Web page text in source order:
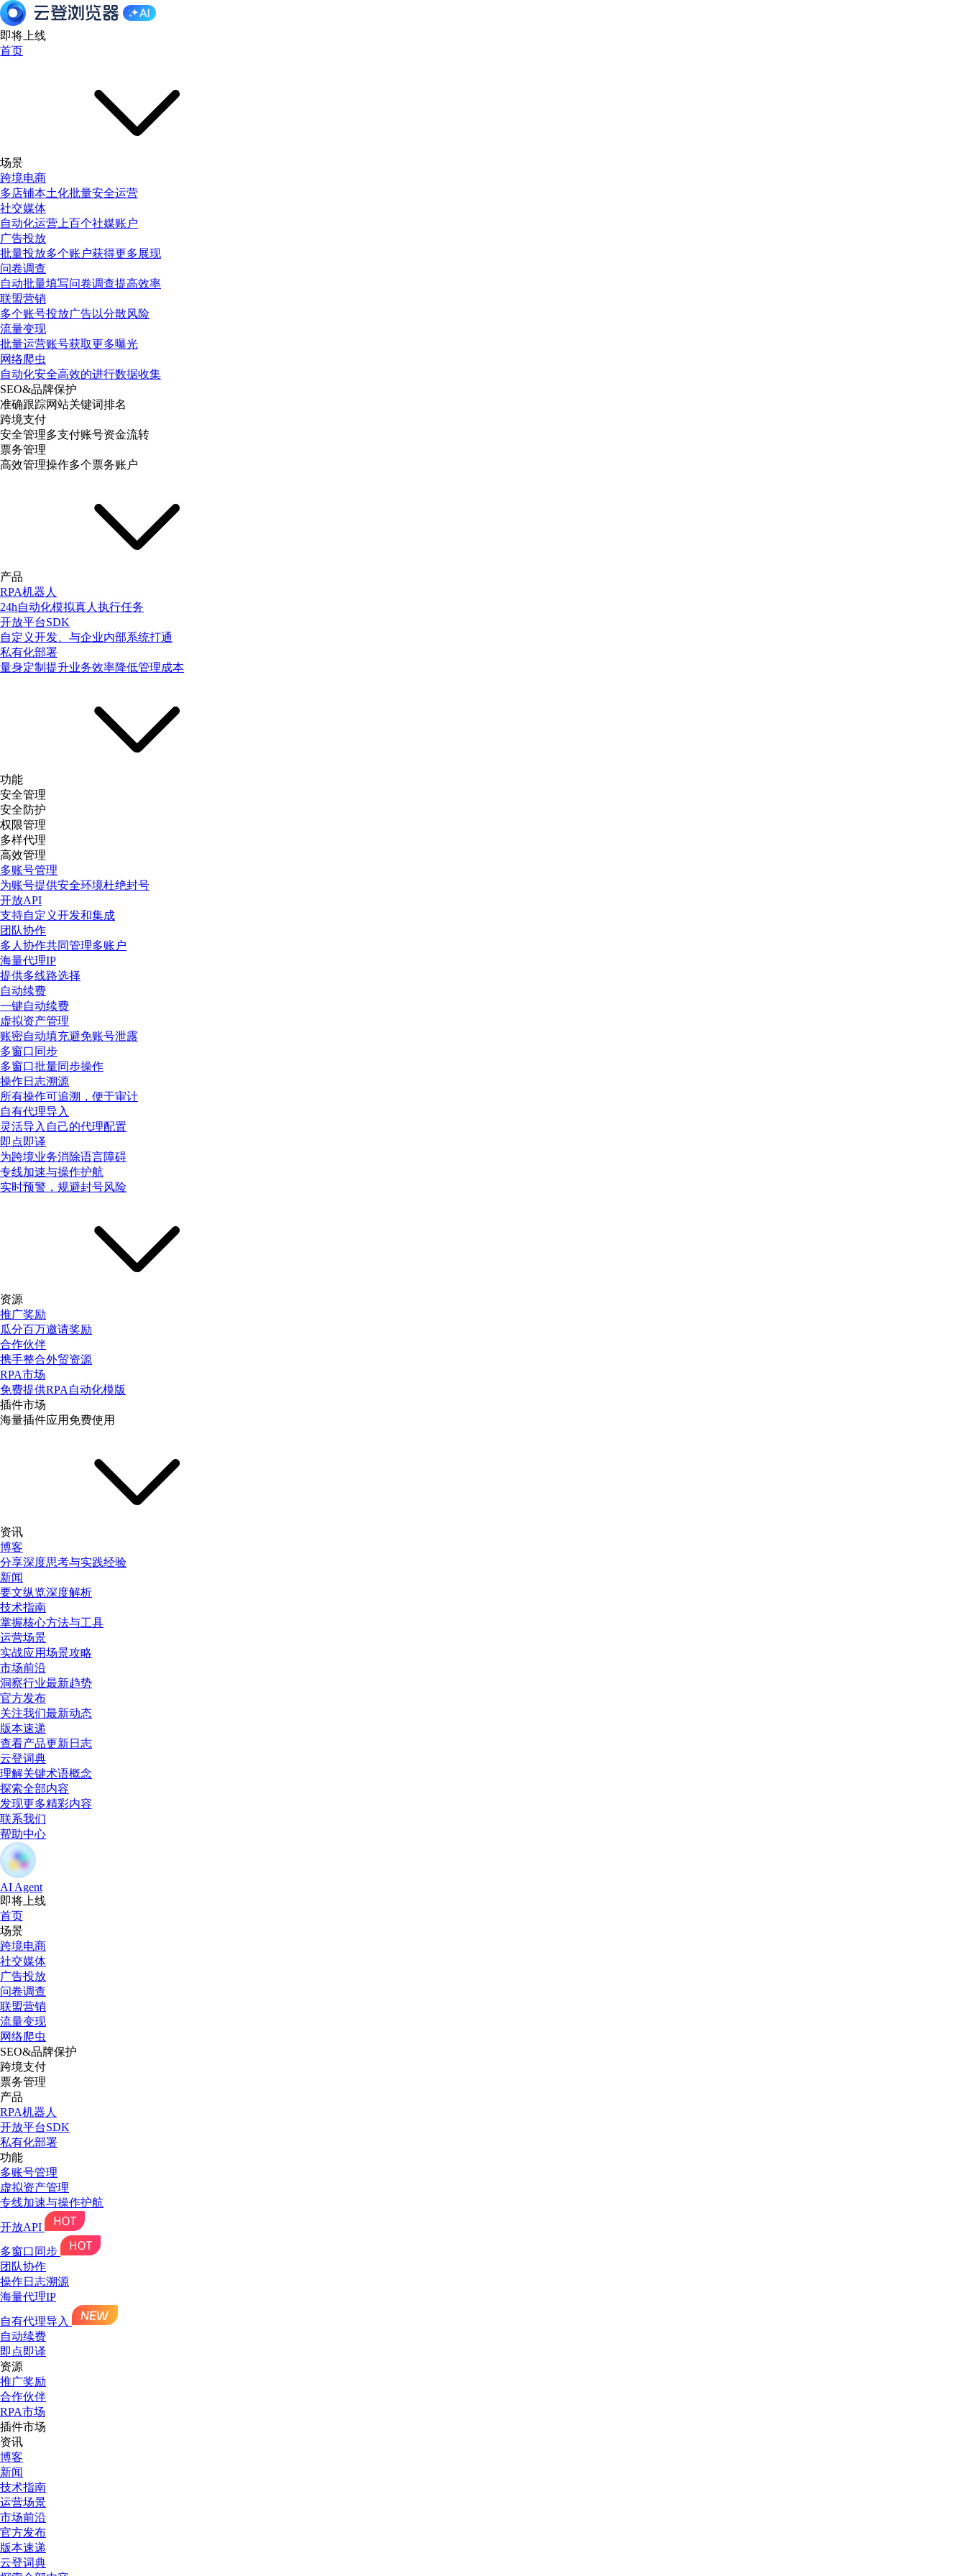
即将上线
首页
场景
跨境电商
多店铺本土化批量安全运营
社交媒体
自动化运营上百个社媒账户
广告投放
批量投放多个账户获得更多展现
问卷调查
自动批量填写问卷调查提高效率
联盟营销
多个账号投放广告以分散风险
流量变现
批量运营账号获取更多曝光
网络爬虫
自动化安全高效的进行数据收集
SEO&品牌保护
准确跟踪网站关键词排名
跨境支付
安全管理多支付账号资金流转
票务管理
高效管理操作多个票务账户
产品
RPA机器人
24h自动化模拟真人执行任务
开放平台SDK
自定义开发、与企业内部系统打通
私有化部署
量身定制提升业务效率降低管理成本
功能
安全管理
安全防护
权限管理
多样代理
高效管理
多账号管理
为账号提供安全环境杜绝封号
开放API
支持自定义开发和集成
团队协作
多人协作共同管理多账户
海量代理IP
提供多线路选择
自动续费
一键自动续费
虚拟资产管理
账密自动填充避免账号泄露
多窗口同步
多窗口批量同步操作
操作日志溯源
所有操作可追溯，便于审计
自有代理导入
灵活导入自己的代理配置
即点即译
为跨境业务消除语言障碍
专线加速与操作护航
实时预警，规避封号风险
资源
推广奖励
瓜分百万邀请奖励
合作伙伴
携手整合外贸资源
RPA市场
免费提供RPA自动化模版
插件市场
海量插件应用免费使用
资讯
博客
分享深度思考与实践经验
新闻
要文纵览深度解析
技术指南
掌握核心方法与工具
运营场景
实战应用场景攻略
市场前沿
洞察行业最新趋势
官方发布
关注我们最新动态
版本速递
查看产品更新日志
云登词典
理解关键术语概念
探索全部内容
发现更多精彩内容
联系我们
帮助中心
AI Agent
即将上线
首页
场景
跨境电商
社交媒体
广告投放
问卷调查
联盟营销
流量变现
网络爬虫
SEO&品牌保护
跨境支付
票务管理
产品
RPA机器人
开放平台SDK
私有化部署
功能
多账号管理
虚拟资产管理
专线加速与操作护航
开放API
多窗口同步
团队协作
操作日志溯源
海量代理IP
自有代理导入
自动续费
即点即译
资源
推广奖励
合作伙伴
RPA市场
插件市场
资讯
博客
新闻
技术指南
运营场景
市场前沿
官方发布
版本速递
云登词典